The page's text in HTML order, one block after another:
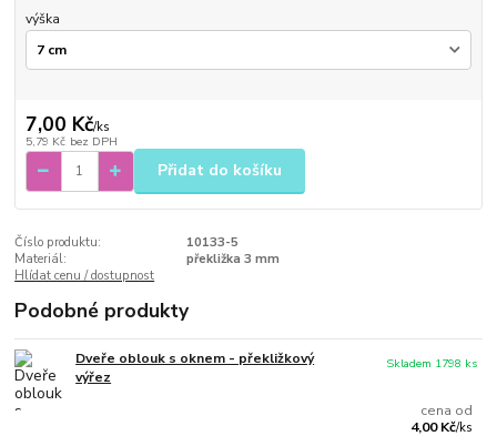
výška
7,00 Kč/ks
5,79 Kč bez DPH
Přidat do košíku
Číslo produktu:
10133-5
Materiál:
překližka 3 mm
Hlídat cenu / dostupnost
Podobné produkty
Dveře oblouk s oknem - překližkový
výřez
cena od
4,00 Kč/ks
Skladem 1798 ks